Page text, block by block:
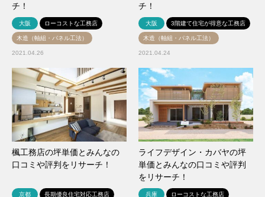
チ！
大阪 ローコストな工務店
木造（軸組・パネル工法）
2021.04.26
チ！
大阪 3階建て住宅が得意な工務店
木造（軸組・パネル工法）
2021.04.24
楓工務店の坪単価とみんなの
口コミや評判をリサーチ！
京都 長期優良住宅対応工務店
ライフデザイン・カバヤの坪
単価とみんなの口コミや評判
をリサーチ！
兵庫 ローコストな工務店